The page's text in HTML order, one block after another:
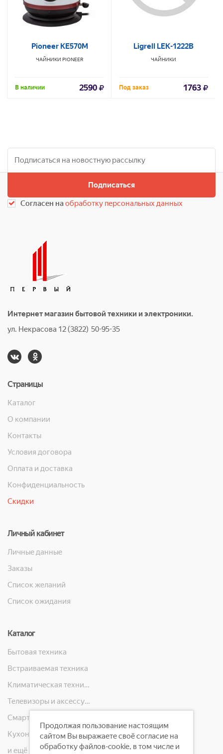
Pioneer KE570M
ЧАЙНИКИ PIONEER
В наличии 2590
Ligrell LEK-1222B
ЧАЙНИКИ
Под заказ 1763
Подписаться
Согласен наобработку персональных данных
Интернет магазин бытовой техники и электроники.
ул. Некрасова 12 (3822) 50-95-35
Страницы
Каталог
О компании
Контакты
Условия договора
Оплата и доставка
Конфиденциальность
Скидки
Личный кабинет
Личные данные
Заказы
Список желаний
Список ожидания
Каталог
Бытовая техника
Встраиваемая техника
Климатическая техника
Телевизоры и аксессуары
Кухонная техника
и ещё 10 категорий
Продолжая пользование настоящим
сайтом Вы выражаете своё согласие на
обработку файлов-cookie, в том числе и